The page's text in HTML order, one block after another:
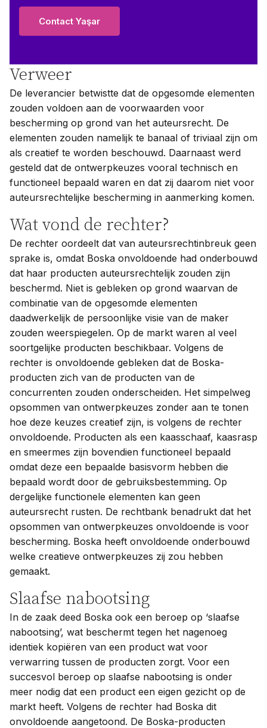
Contact Yaşar
Verweer
De leverancier betwistte dat de opgesomde elementen
zouden voldoen aan de voorwaarden voor
bescherming op grond van het auteursrecht. De
elementen zouden namelijk te banaal of triviaal zijn om
als creatief te worden beschouwd. Daarnaast werd
gesteld dat de ontwerpkeuzes vooral technisch en
functioneel bepaald waren en dat zij daarom niet voor
auteursrechtelijke bescherming in aanmerking komen.
Wat vond de rechter?
De rechter oordeelt dat van auteursrechtinbreuk geen
sprake is, omdat Boska onvoldoende had onderbouwd
dat haar producten auteursrechtelijk zouden zijn
beschermd. Niet is gebleken op grond waarvan de
combinatie van de opgesomde elementen
daadwerkelijk de persoonlijke visie van de maker
zouden weerspiegelen. Op de markt waren al veel
soortgelijke producten beschikbaar. Volgens de
rechter is onvoldoende gebleken dat de Boska-
producten zich van de producten van de
concurrenten zouden onderscheiden. Het simpelweg
opsommen van ontwerpkeuzes zonder aan te tonen
hoe deze keuzes creatief zijn, is volgens de rechter
onvoldoende. Producten als een kaasschaaf, kaasrasp
en smeermes zijn bovendien functioneel bepaald
omdat deze een bepaalde basisvorm hebben die
bepaald wordt door de gebruiksbestemming. Op
dergelijke functionele elementen kan geen
auteursrecht rusten. De rechtbank benadrukt dat het
opsommen van ontwerpkeuzes onvoldoende is voor
bescherming. Boska heeft onvoldoende onderbouwd
welke creatieve ontwerpkeuzes zij zou hebben
gemaakt.
Slaafse nabootsing
In de zaak deed Boska ook een beroep op ‘slaafse
nabootsing’, wat beschermt tegen het nagenoeg
identiek kopiëren van een product wat voor
verwarring tussen de producten zorgt. Voor een
succesvol beroep op slaafse nabootsing is onder
meer nodig dat een product een eigen gezicht op de
markt heeft. Volgens de rechter had Boska dit
onvoldoende aangetoond. De Boska-producten